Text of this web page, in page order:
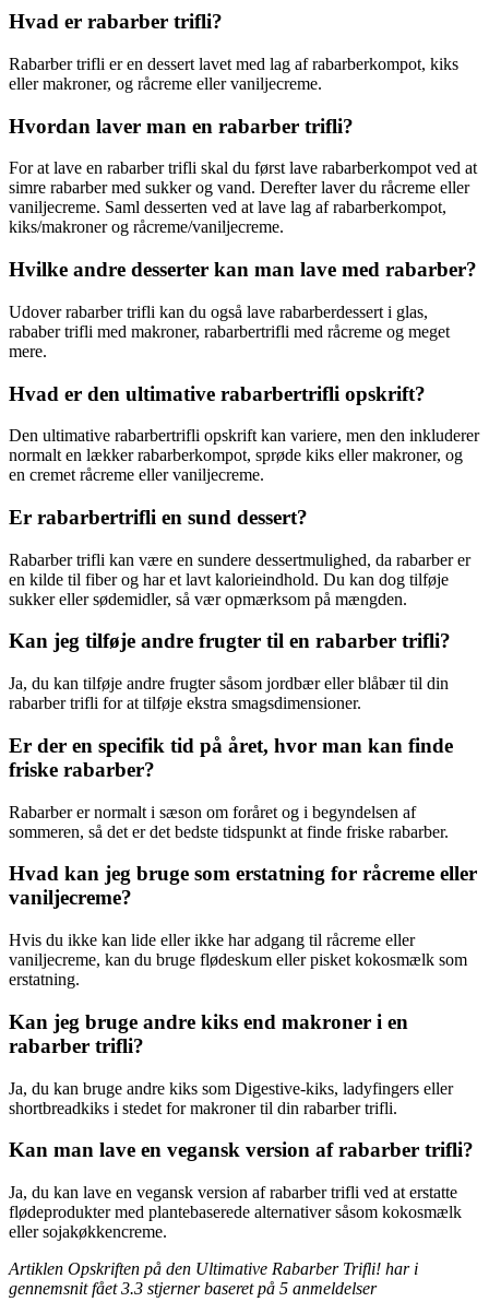
Hvad er rabarber trifli?
Rabarber trifli er en dessert lavet med lag af rabarberkompot, kiks
eller makroner, og råcreme eller vaniljecreme.
Hvordan laver man en rabarber trifli?
For at lave en rabarber trifli skal du først lave rabarberkompot ved at
simre rabarber med sukker og vand. Derefter laver du råcreme eller
vaniljecreme. Saml desserten ved at lave lag af rabarberkompot,
kiks/makroner og råcreme/vaniljecreme.
Hvilke andre desserter kan man lave med rabarber?
Udover rabarber trifli kan du også lave rabarberdessert i glas,
rababer trifli med makroner, rabarbertrifli med råcreme og meget
mere.
Hvad er den ultimative rabarbertrifli opskrift?
Den ultimative rabarbertrifli opskrift kan variere, men den inkluderer
normalt en lækker rabarberkompot, sprøde kiks eller makroner, og
en cremet råcreme eller vaniljecreme.
Er rabarbertrifli en sund dessert?
Rabarber trifli kan være en sundere dessertmulighed, da rabarber er
en kilde til fiber og har et lavt kalorieindhold. Du kan dog tilføje
sukker eller sødemidler, så vær opmærksom på mængden.
Kan jeg tilføje andre frugter til en rabarber trifli?
Ja, du kan tilføje andre frugter såsom jordbær eller blåbær til din
rabarber trifli for at tilføje ekstra smagsdimensioner.
Er der en specifik tid på året, hvor man kan finde
friske rabarber?
Rabarber er normalt i sæson om foråret og i begyndelsen af
sommeren, så det er det bedste tidspunkt at finde friske rabarber.
Hvad kan jeg bruge som erstatning for råcreme eller
vaniljecreme?
Hvis du ikke kan lide eller ikke har adgang til råcreme eller
vaniljecreme, kan du bruge flødeskum eller pisket kokosmælk som
erstatning.
Kan jeg bruge andre kiks end makroner i en
rabarber trifli?
Ja, du kan bruge andre kiks som Digestive-kiks, ladyfingers eller
shortbreadkiks i stedet for makroner til din rabarber trifli.
Kan man lave en vegansk version af rabarber trifli?
Ja, du kan lave en vegansk version af rabarber trifli ved at erstatte
flødeprodukter med plantebaserede alternativer såsom kokosmælk
eller sojakøkkencreme.
Artiklen Opskriften på den Ultimative Rabarber Trifli! har i
gennemsnit fået3.3 stjerner baseret på 5 anmeldelser